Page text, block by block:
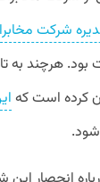
شرکت
بود. هرچند به
کرده است که
شود.